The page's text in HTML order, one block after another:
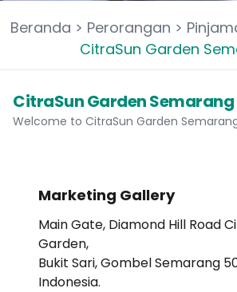
Beranda > Perorangan >
CitraSun Garden
CitraSun Garden Semarang
Welcome to CitraSun Garden
Marketing Gallery
Main Gate, Diamond Hill Road
Garden,
Bukit Sari, Gombel Semarang
Indonesia.